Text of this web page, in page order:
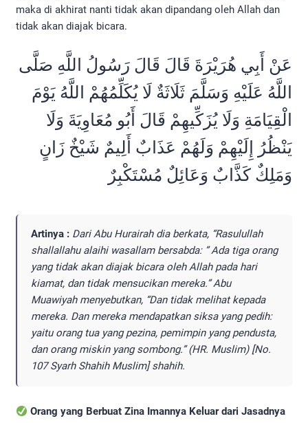
maka di akhirat nanti tidak akan dipandang oleh Allah dan
tidak akan diajak bicara.
عَنْ أَبِي هُرَيْرَةَ قَالَ قَالَ رَسُولُ اللَّهِ صَلَّى
اللَّهُ عَلَيْهِ وَسَلَّمَ ثَلَاثَةٌ لَا يُكَلِّمُهُمْ اللَّهُ يَوْمَ
الْقِيَامَةِ وَلَا يُزَكِّيهِمْ قَالَ أَبُو مُعَاوِيَةَ وَلَا
يَنْظُرُ إِلَيْهِمْ وَلَهُمْ عَذَابٌ أَلِيمٌ شَيْخٌ زَانٍ
وَمَلِكٌ كَذَّابٌ وَعَائِلٌ مُسْتَكْبِرٌ
Artinya : Dari Abu Hurairah dia berkata, “Rasulullah
shallallahu alaihi wasallam bersabda: ” Ada tiga orang
yang tidak akan diajak bicara oleh Allah pada hari
kiamat, dan tidak mensucikan mereka.” Abu
Muawiyah menyebutkan, “Dan tidak melihat kepada
mereka. Dan mereka mendapatkan siksa yang pedih:
yaitu orang tua yang pezina, pemimpin yang pendusta,
dan orang miskin yang sombong.” (HR. Muslim) [No.
107 Syarh Shahih Muslim] shahih.
Orang yang Berbuat Zina Imannya Keluar dari Jasadnya